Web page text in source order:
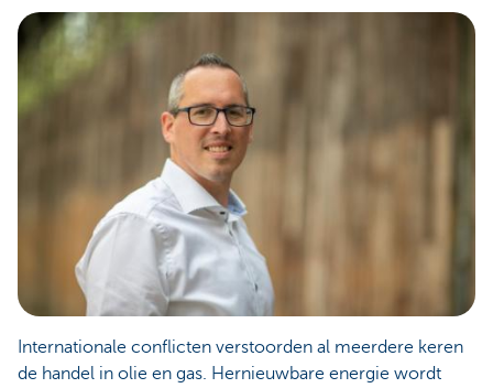
Internationale conflicten verstoorden al meerdere keren
de handel in olie en gas. Hernieuwbare energie wordt